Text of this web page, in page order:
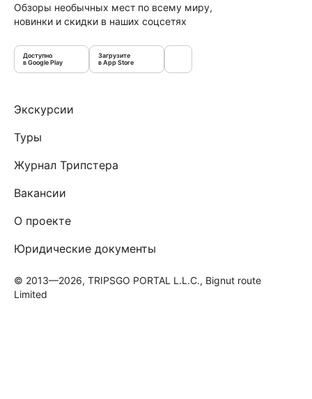
Обзоры необычных мест по всему миру,
новинки и скидки в наших соцсетях
Доступно
в Google Play
Загрузите
в App Store
Экскурсии
Туры
Журнал Трипстера
Вакансии
О проекте
Юридические документы
© 2013—2026, TRIPSGO PORTAL L.L.C., Bignut route
Limited